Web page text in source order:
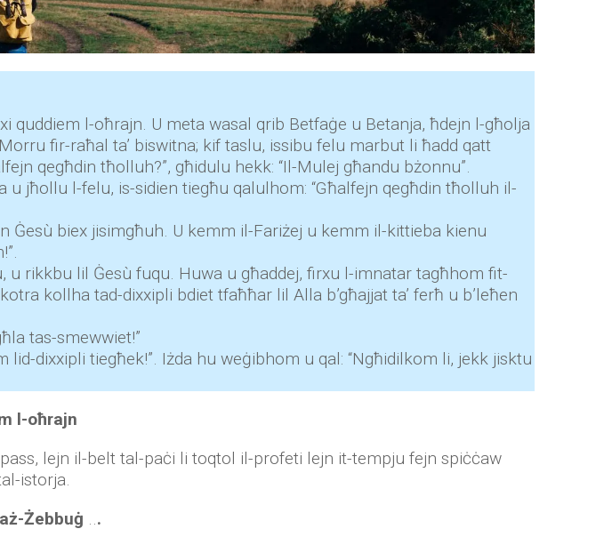
quddiem l-oħrajn. U meta wasal qrib Betfaġe u Betanja, ħdejn l-għolja
fir-raħal ta’ biswitna; kif taslu, issibu felu marbut li ħadd qatt
qegħdin tħolluh?”, għidulu hekk: “Il-Mulej għandu bżonnu”.
jħollu l-felu, is-sidien tiegħu qalulhom: “Għalfejn qegħdin tħolluh il-
Ġesù biex jisimgħuh. U kemm il-Fariżej u kemm il-kittieba kienu
rikkbu lil Ġesù fuqu. Huwa u għaddej, firxu l-imnatar tagħhom fit-
kollha tad-dixxipli bdiet tfaħħar lil Alla b’għajjat ta’ ferħ u b’leħen
tas-smewwiet!”
dixxipli tiegħek!”. Iżda hu weġibhom u qal: “Ngħidilkom li, jekk jisktu
l-oħrajn
lejn il-belt tal-paċi li toqtol il-profeti lejn it-tempju fejn spiċċaw
istorja.
Żebbuġ ...